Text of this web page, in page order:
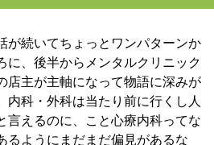
が続いてちょっとワンパターンか
に、後半からメンタルクリニック
店主が主軸になって物語に深みが
内科・外科は当たり前に行くし人
言えるのに、こと心療内科ってな
るようにまだまだ偏見があるな